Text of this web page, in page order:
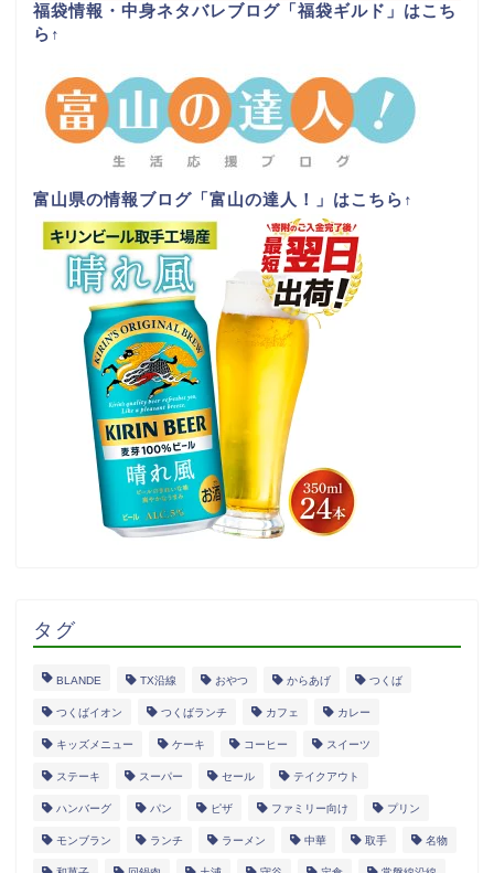
福袋情報・中身ネタバレブログ「福袋ギルド」はこち
ら ↑
富山県の情報ブログ「富山の達人！」はこちら ↑
タグ
BLANDE TX沿線 おやつ からあげ つくば
つくばイオン つくばランチ カフェ カレー
キッズメニュー ケーキ コーヒー スイーツ
ステーキ スーパー セール テイクアウト
ハンバーグ パン ピザ ファミリー向け プリン
モンブラン ランチ ラーメン 中華 取手 名物